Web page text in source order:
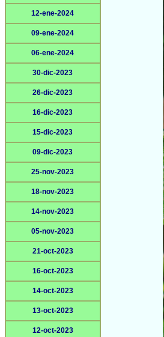
12-ene-2024
09-ene-2024
06-ene-2024
30-dic-2023
26-dic-2023
16-dic-2023
15-dic-2023
09-dic-2023
25-nov-2023
18-nov-2023
14-nov-2023
05-nov-2023
21-oct-2023
16-oct-2023
14-oct-2023
13-oct-2023
12-oct-2023